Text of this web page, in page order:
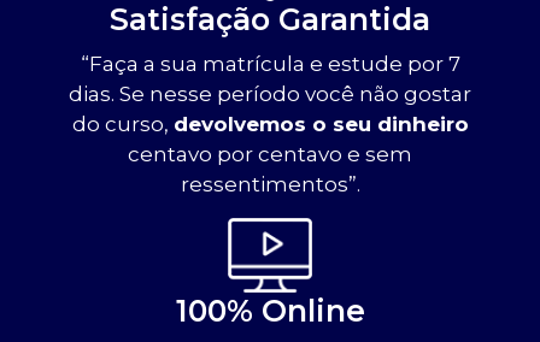
Satisfação Garantida
“Faça a sua matrícula e estude por 7
dias. Se nesse período você não gostar
do curso, devolvemos o seu dinheiro
centavo por centavo e sem
ressentimentos”.
100% Online